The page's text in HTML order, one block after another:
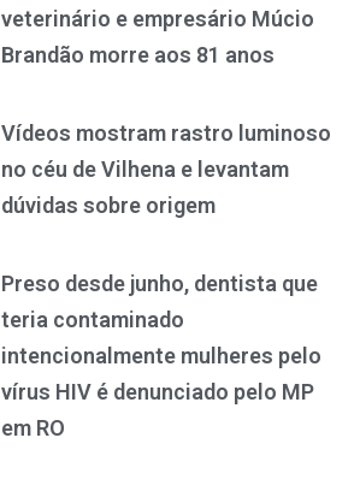
veterinário e empresário Múcio
Brandão morre aos 81 anos
Vídeos mostram rastro luminoso
no céu de Vilhena e levantam
dúvidas sobre origem
Preso desde junho, dentista que
teria contaminado
intencionalmente mulheres pelo
vírus HIV é denunciado pelo MP
em RO